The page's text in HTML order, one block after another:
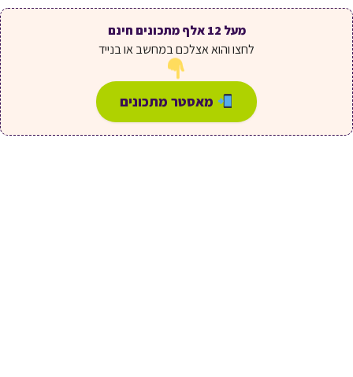
מעל 12 אלף מתכונים חינם
לחצו והוא אצלכם במחשב או בנייד
מאסטר מתכונים